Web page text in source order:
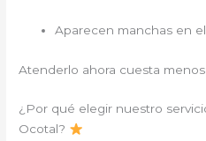
Aparecen manchas en
Atenderlo ahora cuesta
¿Por qué elegir nuestro
Ocotal?